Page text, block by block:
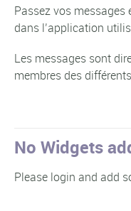
Passez vos
dans l’application
Les messages sont
membres des
No Widgets
Please login and add